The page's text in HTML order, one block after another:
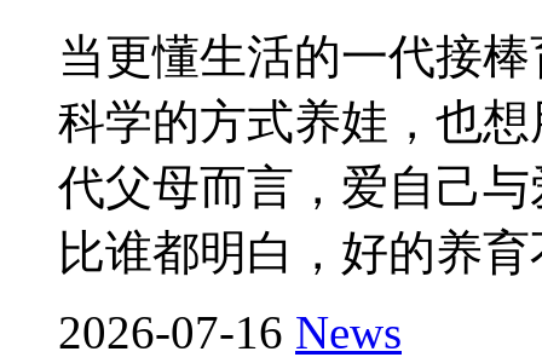
当更懂生活的一代接
科学的方式养娃，也
代父母而言，爱自己
比谁都明白，好的养育
2026-07-16 News